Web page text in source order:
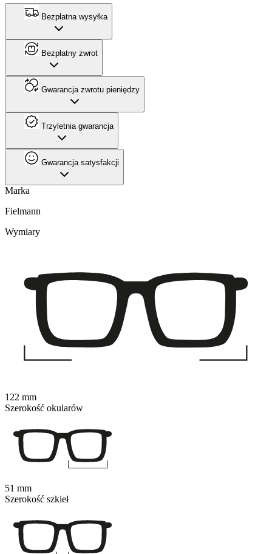
Bezpłatna wysyłka
Bezpłatny zwrot
Gwarancja zwrotu pieniędzy
Trzyletnia gwarancja
Gwarancja satysfakcji
Marka
Fielmann
Wymiary
122 mm
Szerokość okularów
51 mm
Szerokość szkieł